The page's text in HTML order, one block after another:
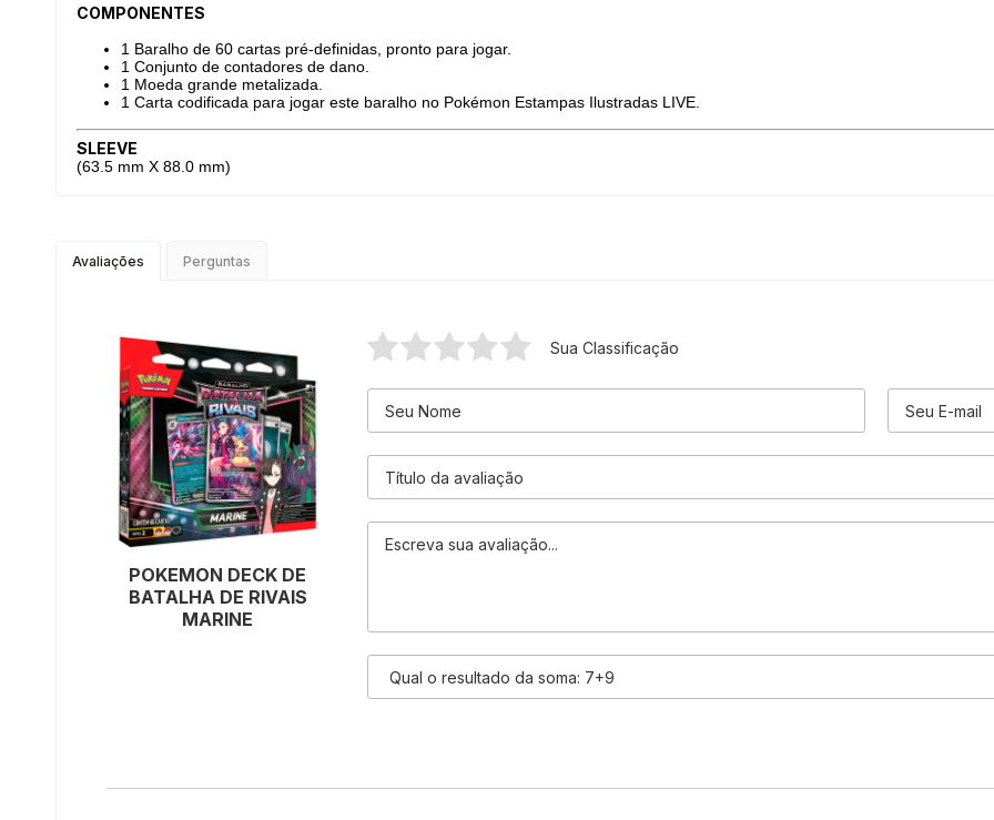
COMPONENTES
1 Baralho de 60 cartas pré-definidas, pronto para jogar.
1 Conjunto de contadores de dano.
1 Moeda grande metalizada.
1 Carta codificada para jogar este baralho no Pokémon Estampas Ilustradas LIVE.
SLEEVE
(63.5 mm X 88.0 mm)
Avaliações Perguntas
POKEMON DECK DE
BATALHA DE RIVAIS
MARINE
Sua Classificação